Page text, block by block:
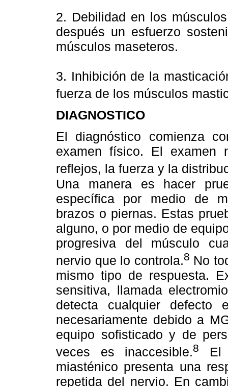
2. Debilidad en los
después un esfuerzo
músculos maseteros.
3. Inhibición de la
fuerza de los músculos
DIAGNOSTICO
El diagnóstico comienza
examen físico. El examen
reflejos, la fuerza y la
Una manera es hacer
específica por medio de
brazos o piernas. Estas
alguno, o por medio de
progresiva del músculo
nervio que lo controla.8 No
mismo tipo de respuesta.
sensitiva, llamada
detecta cualquier defecto
necesariamente debido a
equipo sofisticado y de
veces es inaccesible.8
El
miasténico presenta una
repetida del nervio. En